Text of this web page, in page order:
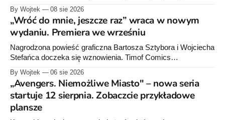
poświęcone twórcy „Sgt. Rocka”, z których dwie trafią do
sprzedaży niemal dokładnie w dniu jego urodzin.
By Wojtek 08 sie 2026
„Wróć do mnie, jeszcze raz” wraca w nowym
wydaniu. Premiera we wrześniu
Nagrodzona powieść graficzna Bartosza Sztybora i Wojciecha
Stefańca doczeka się wznowienia. Timof Comics
przygotowuje nową edycję albumu „Wróć do mnie, jeszcze
raz”, którego pierwsze wydanie ukazało się w 2015 roku.
By Wojtek 06 sie 2026
„Avengers. Niemożliwe Miasto" – nowa seria
startuje 12 sierpnia. Zobaczcie przykładowe
plansze